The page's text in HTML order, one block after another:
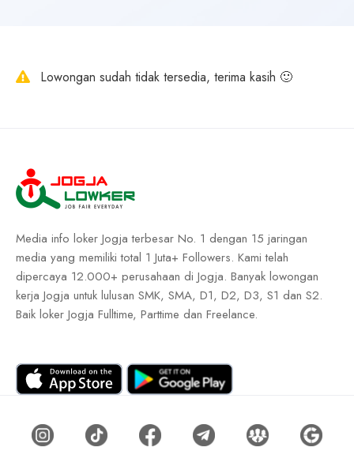
Lowongan sudah tidak tersedia, terima kasih 🙂
Media info loker Jogja terbesar No. 1 dengan 15 jaringan
media yang memiliki total 1 Juta+ Followers. Kami telah
dipercaya 12.000+ perusahaan di Jogja. Banyak lowongan
kerja Jogja untuk lulusan SMK, SMA, D1, D2, D3, S1 dan S2.
Baik loker Jogja Fulltime, Parttime dan Freelance.